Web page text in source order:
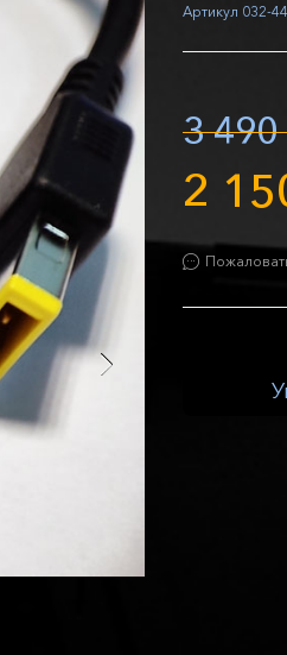
Артикул 032-
3 490
2